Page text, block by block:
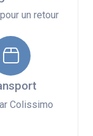
un retour
Colissimo